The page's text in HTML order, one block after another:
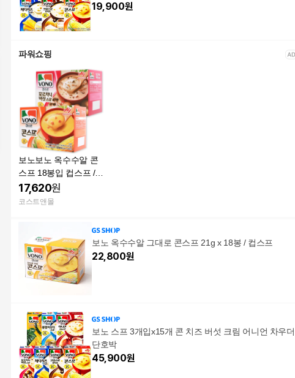
19,900원
파워쇼핑
보노보노 옥수수알 콘
스프 18봉입 컵스프 /코
스트코
17,620원
코스트앤몰
보노 옥수수알 그대로 콘스프 21g x 18봉 / 컵스프
22,800원
보노 스프 3개입x15개 콘 치즈 버섯 크림 어니언 차우더
단호박
45,900원